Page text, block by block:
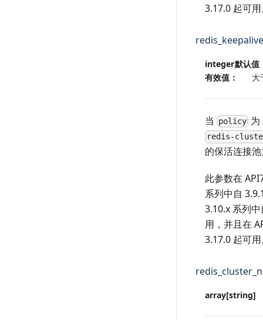
3.17.0 起可
integer默认值
有效值：
大
当 policy 为
redis-
的保活连接
此参数在
系列中自
3.10.x 系列
用，并且在
3.17.0 起可
array[string]